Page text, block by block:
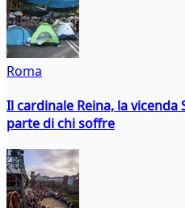
Roma
Il cardinale Reina, la vicenda
parte di chi soffre